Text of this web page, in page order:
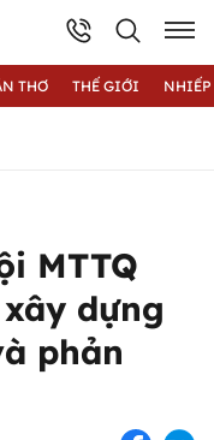
THƠ THẾ GIỚI
MTTQ
dựng
phản